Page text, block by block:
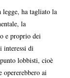
ha tagliato la
la
e proprio dei
interessi di
lobbisti, cioè
opererebbero ai